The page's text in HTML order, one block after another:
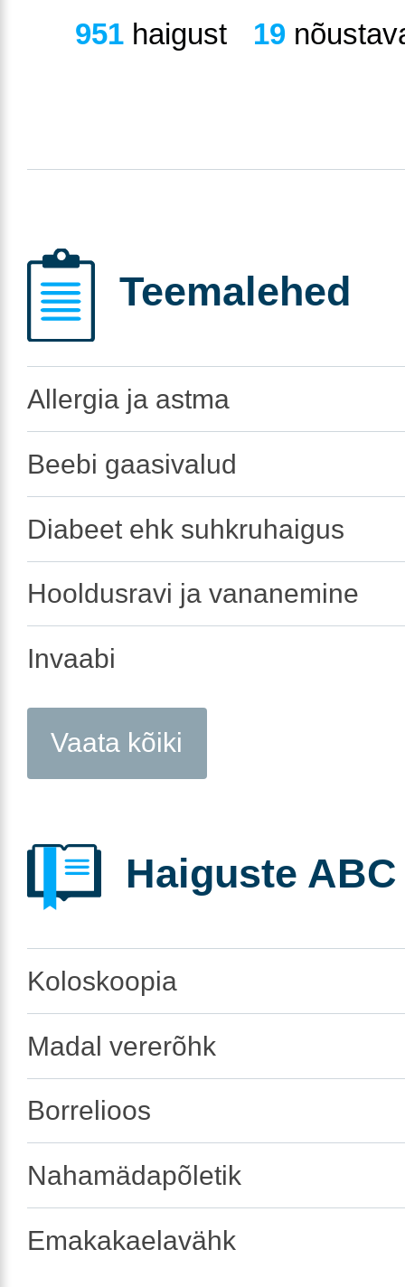
951haigust 19
Teemalehed
Allergia ja astma
Beebi gaasivalud
Diabeet ehk suhkruhaigus
Hooldusravi ja vananemine
Invaabi
Vaata kõiki
Haiguste ABC
Koloskoopia
Madal vererõhk
Borrelioos
Nahamädapõletik
Emakakaelavähk